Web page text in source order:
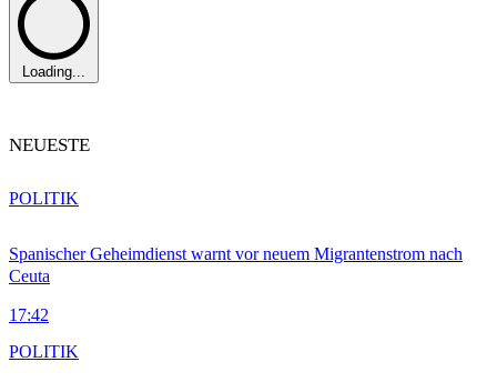
Loading...
NEUESTE
Spanischer Geheimdienst warnt vor neuem Migrantenstrom nach
Ceuta
17:42
POLITIK
POLITIK